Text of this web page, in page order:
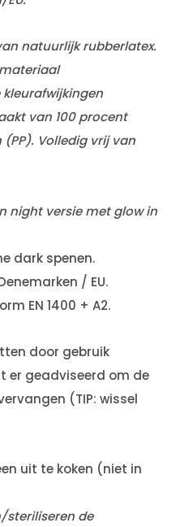
natuurlijk rubberlatex.
van 100 procent
Volledig vrij van
night versie met glow in
dark spenen.
/ EU.
EN 1400 + A2.
door gebruik
er geadviseerd om de
(TIP: wissel
uit te koken (niet in
steriliseren de